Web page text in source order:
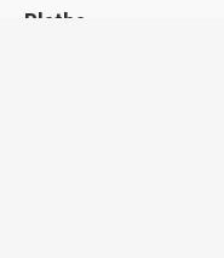
Platba